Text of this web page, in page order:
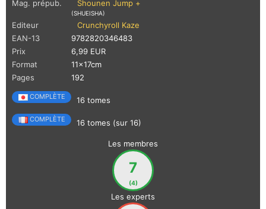
Mag. prépub.
Shounen Jump +
(SHUEISHA)
Editeur
Crunchyroll Kaze
EAN-13
9782820346483
Prix
6,99 EUR
Format
11x17cm
Pages
192
COMPLÈTE 16 tomes
COMPLÈTE 16 tomes (sur 16)
Les membres
7
(4)
Les experts